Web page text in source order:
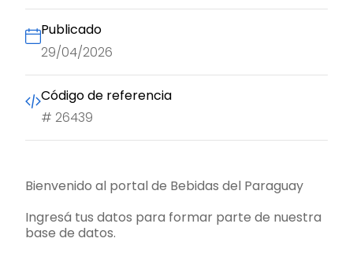
Bienvenido al portal de Bebidas del Paraguay
Ingresá tus datos para formar parte de nuestra
base de datos.
Publicado
29/04/2026
Código de referencia
# 26439